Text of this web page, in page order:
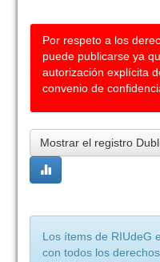
Por respeto a los
puede publicarse ya
autorización explícita
convenio de
Mostrar el registro
Los ítems de RIUdeG
con todos los